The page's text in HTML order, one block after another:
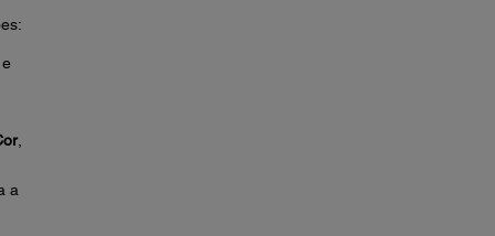
,
a